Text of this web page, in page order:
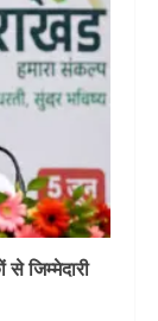
जिम्मेदारी